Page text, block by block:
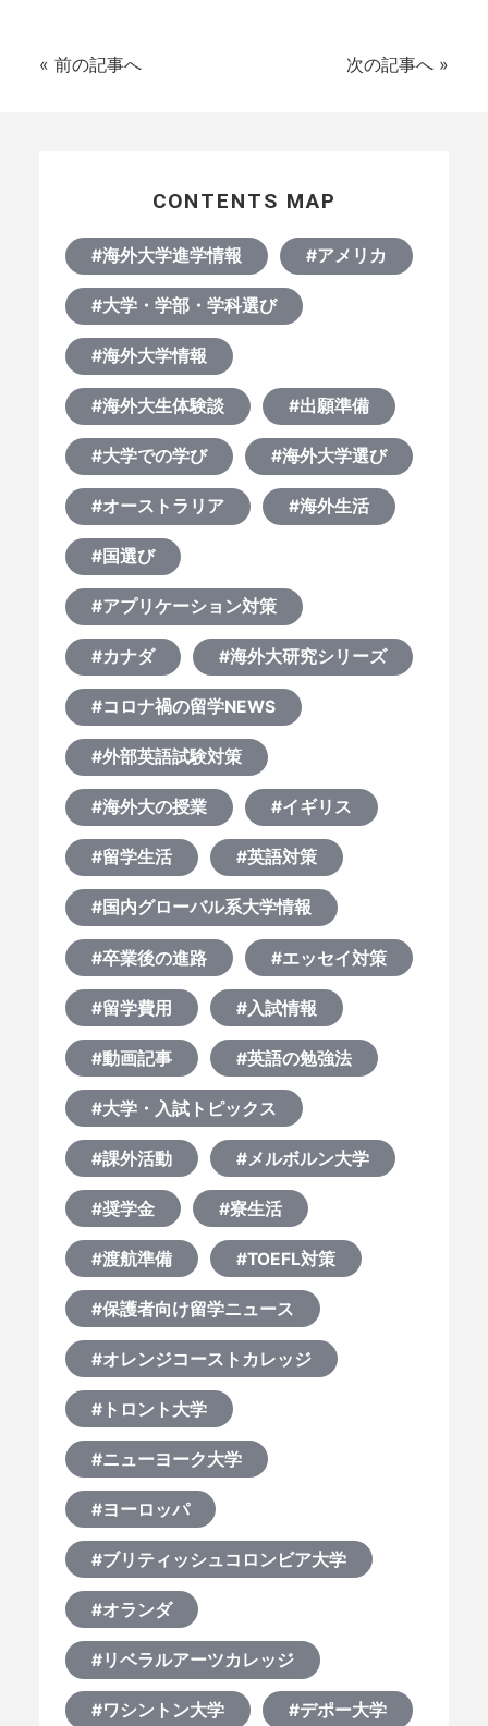
« 前の記事へ 次の記事へ »
CONTENTS MAP
#海外大学進学情報 #アメリカ
#大学・学部・学科選び
#海外大学情報
#海外大生体験談 #出願準備
#大学での学び #海外大学選び
#オーストラリア #海外生活
#国選び
#アプリケーション対策
#カナダ #海外大研究シリーズ
#コロナ禍の留学NEWS
#外部英語試験対策
#海外大の授業 #イギリス
#留学生活 #英語対策
#国内グローバル系大学情報
#卒業後の進路 #エッセイ対策
#留学費用 #入試情報
#動画記事 #英語の勉強法
#大学・入試トピックス
#課外活動 #メルボルン大学
#奨学金 #寮生活
#渡航準備 #TOEFL対策
#保護者向け留学ニュース
#オレンジコーストカレッジ
#トロント大学
#ニューヨーク大学
#ヨーロッパ
#ブリティッシュコロンビア大学
#オランダ
#リベラルアーツカレッジ
#ワシントン大学 #デポー大学